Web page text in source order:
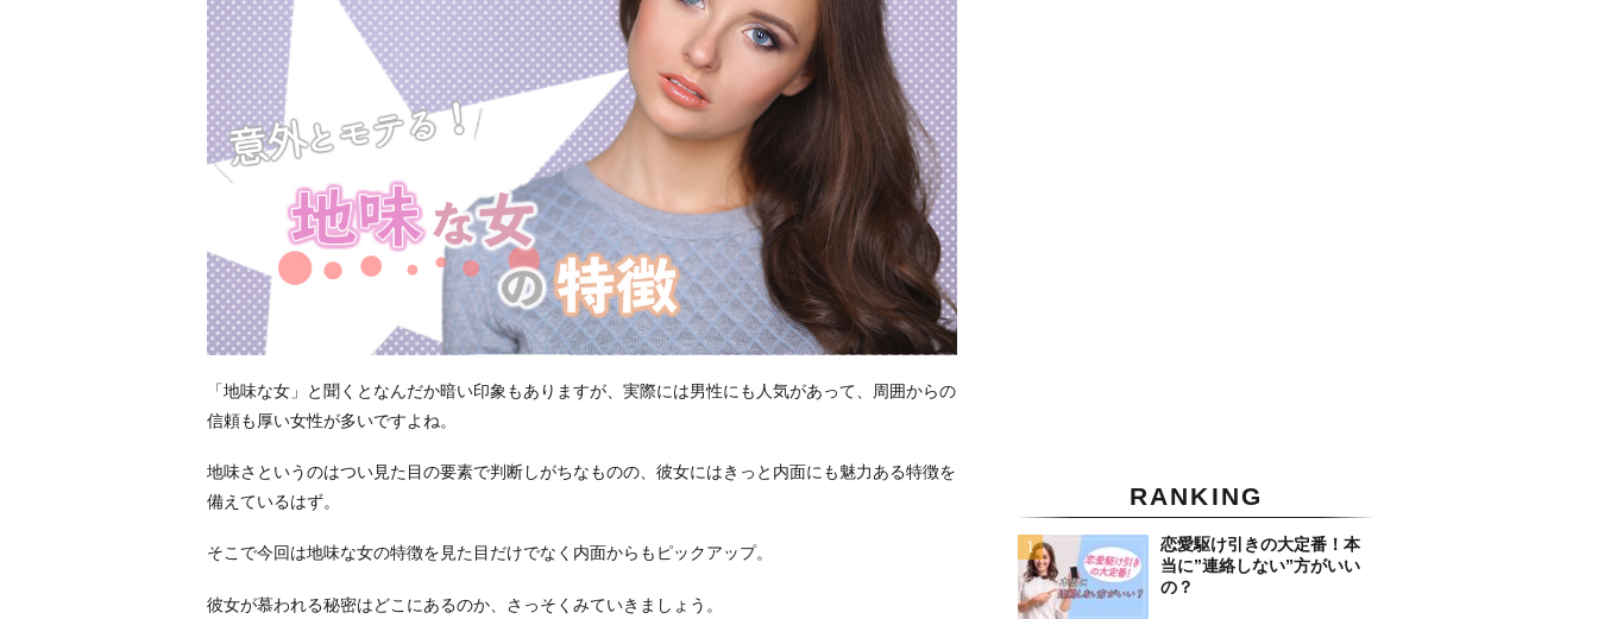
「地味な女」と聞くとなんだか暗い印象もありますが、実際には男性にも人気があって、周囲からの
信頼も厚い女性が多いですよね。
地味さというのはつい見た目の要素で判断しがちなものの、彼女にはきっと内面にも魅力ある特徴を
備えているはず。
そこで今回は地味な女の特徴を見た目だけでなく内面からもピックアップ。
彼女が慕われる秘密はどこにあるのか、さっそくみていきましょう。
RANKING
恋愛駆け引きの大定番！本
当に”連絡しない”方がいい
の？